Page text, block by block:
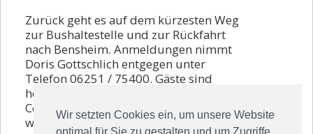
Wir setzten Cookies ein, um unsere Website
Zurück geht es auf dem kürzesten Weg
zur Bushaltestelle und zur Rückfahrt
nach Bensheim. Anmeldungen nimmt
Doris Gottschlich entgegen unter
Telefon 06251 / 75400. Gäste sind
herzlich willkommen. Die geltenden
Corona-Regeln müssen beachtet
werden.